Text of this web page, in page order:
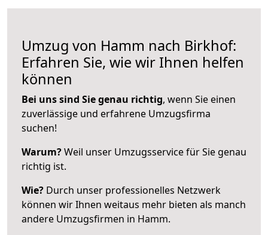
Umzug von Hamm nach Birkhof:
Erfahren Sie, wie wir Ihnen helfen
können
Bei uns sind Sie genau richtig, wenn Sie einen
zuverlässige und erfahrene Umzugsfirma
suchen!
Warum?Weil unser Umzugsservice für Sie genau
richtig ist.
Wie? Durch unser professionelles Netzwerk
können wir Ihnen weitaus mehr bieten als manch
andere Umzugsfirmen in Hamm.